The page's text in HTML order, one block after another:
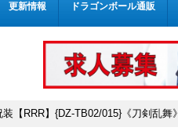
更新情報 ドラゴンボール通販
【RRR】{DZ-TB02/015}《刀剣乱舞》